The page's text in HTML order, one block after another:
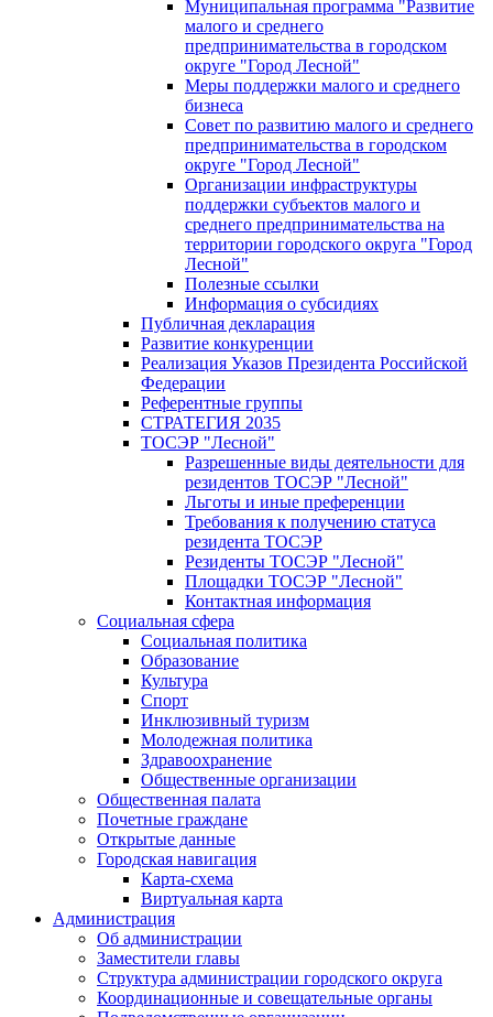
Муниципальная программа "Развитие
малого и среднего
предпринимательства в городском
округе "Город Лесной"
Меры поддержки малого и среднего
бизнеса
Совет по развитию малого и среднего
предпринимательства в городском
округе "Город Лесной"
Организации инфраструктуры
поддержки субъектов малого и
среднего предпринимательства на
территории городского округа "Город
Лесной"
Полезные ссылки
Информация о субсидиях
Публичная декларация
Развитие конкуренции
Реализация Указов Президента Российской
Федерации
Референтные группы
СТРАТЕГИЯ 2035
ТОСЭР "Лесной"
Разрешенные виды деятельности для
резидентов ТОСЭР "Лесной"
Льготы и иные преференции
Требования к получению статуса
резидента ТОСЭР
Резиденты ТОСЭР "Лесной"
Площадки ТОСЭР "Лесной"
Контактная информация
Социальная сфера
Социальная политика
Образование
Культура
Спорт
Инклюзивный туризм
Молодежная политика
Здравоохранение
Общественные организации
Общественная палата
Почетные граждане
Открытые данные
Городская навигация
Карта-схема
Виртуальная карта
Администрация
Об администрации
Заместители главы
Структура администрации городского округа
Координационные и совещательные органы